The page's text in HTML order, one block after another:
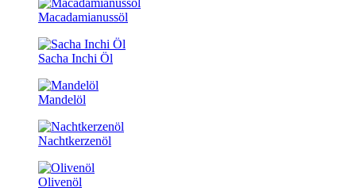
Macadamianussöl
Sacha Inchi Öl
Mandelöl
Nachtkerzenöl
Olivenöl